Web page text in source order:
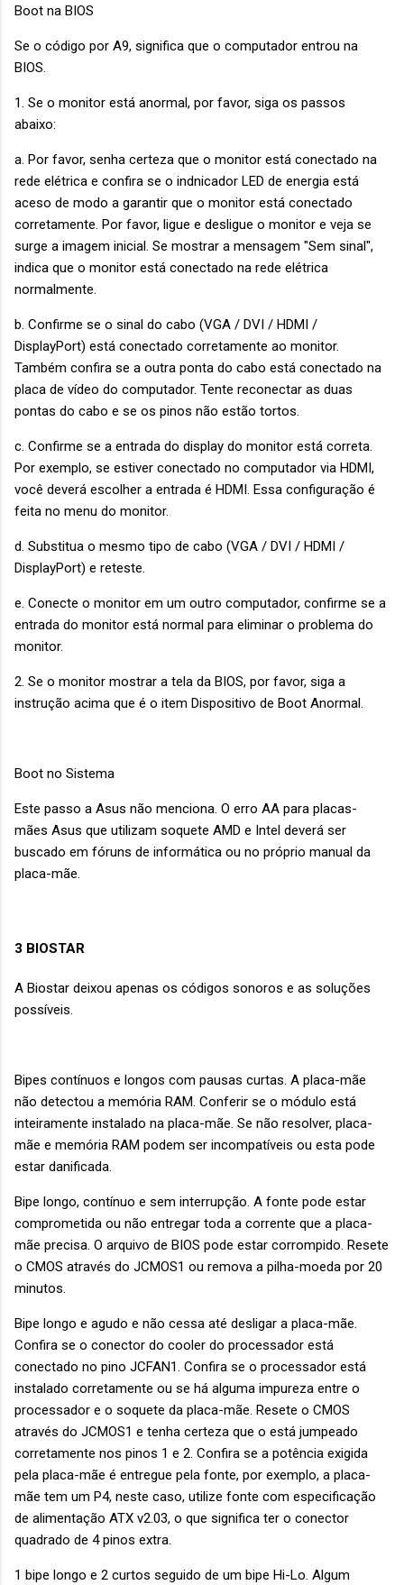
Boot na BIOS
Se o código por A9, significa que o computador entrou na
BIOS.
1. Se o monitor está anormal, por favor, siga os passos
abaixo:
a. Por favor, senha certeza que o monitor está conectado na
rede elétrica e confira se o indnicador LED de energia está
aceso de modo a garantir que o monitor está conectado
corretamente. Por favor, ligue e desligue o monitor e veja se
surge a imagem inicial. Se mostrar a mensagem "Sem sinal",
indica que o monitor está conectado na rede elétrica
normalmente.
b. Confirme se o sinal do cabo (VGA / DVI / HDMI /
DisplayPort) está conectado corretamente ao monitor.
Também confira se a outra ponta do cabo está conectado na
placa de vídeo do computador. Tente reconectar as duas
pontas do cabo e se os pinos não estão tortos.
c. Confirme se a entrada do display do monitor está correta.
Por exemplo, se estiver conectado no computador via HDMI,
você deverá escolher a entrada é HDMI. Essa configuração é
feita no menu do monitor.
d. Substitua o mesmo tipo de cabo (VGA / DVI / HDMI /
DisplayPort) e reteste.
e. Conecte o monitor em um outro computador, confirme se a
entrada do monitor está normal para eliminar o problema do
monitor.
2. Se o monitor mostrar a tela da BIOS, por favor, siga a
instrução acima que é o item Dispositivo de Boot Anormal.
Boot no Sistema
Este passo a Asus não menciona. O erro AA para placas-
mães Asus que utilizam soquete AMD e Intel deverá ser
buscado em fóruns de informática ou no próprio manual da
placa-mãe.
3 BIOSTAR
A Biostar deixou apenas os códigos sonoros e as soluções
possíveis.
Bipes contínuos e longos com pausas curtas. A placa-mãe
não detectou a memória RAM. Conferir se o módulo está
inteiramente instalado na placa-mãe. Se não resolver, placa-
mãe e memória RAM podem ser incompatíveis ou esta pode
estar danificada.
Bipe longo, contínuo e sem interrupção. A fonte pode estar
comprometida ou não entregar toda a corrente que a placa-
mãe precisa. O arquivo de BIOS pode estar corrompido. Resete
o CMOS através do JCMOS1 ou remova a pilha-moeda por 20
minutos.
Bipe longo e agudo e não cessa até desligar a placa-mãe.
Confira se o conector do cooler do processador está
conectado no pino JCFAN1. Confira se o processador está
instalado corretamente ou se há alguma impureza entre o
processador e o soquete da placa-mãe. Resete o CMOS
através do JCMOS1 e tenha certeza que o está jumpeado
corretamente nos pinos 1 e 2. Confira se a potência exigida
pela placa-mãe é entregue pela fonte, por exemplo, a placa-
mãe tem um P4, neste caso, utilize fonte com especificação
de alimentação ATX v2.03, o que significa ter o conector
quadrado de 4 pinos extra.
1 bipe longo e 2 curtos seguido de um bipe Hi-Lo. Algum